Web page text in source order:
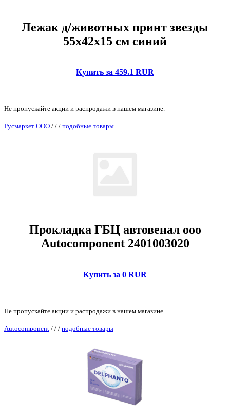
Лежак д/животных принт звезды
55х42х15 см синий
Купить за 459.1 RUR
Не пропускайте акции и распродажи в нашем магазине.
Русмаркет ООО / / / подобные товары
Прокладка ГБЦ автовенал ооо
Autocomponent 2401003020
Купить за 0 RUR
Не пропускайте акции и распродажи в нашем магазине.
Autocomponent / / / подобные товары